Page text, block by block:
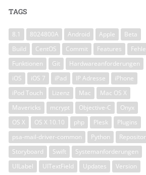
TAGS
8.1 8024800A Android Apple
Beta
Build
CentOS Commit Features
Funktionen
Git
Hardwareanforderungen
iOS
iOS 7 iPad IP Adresse
iPhone
iPod Touch
Lizenz Mac
Mac OS X
Mavericks
mcrypt Objective-C
Onyx
OS X
OS X 10.10 php Plesk
Plugins
psa-mail-driver-common
Python
Storyboard
Swift
Systemanforderungen
UILabel
UITextField Updates Version